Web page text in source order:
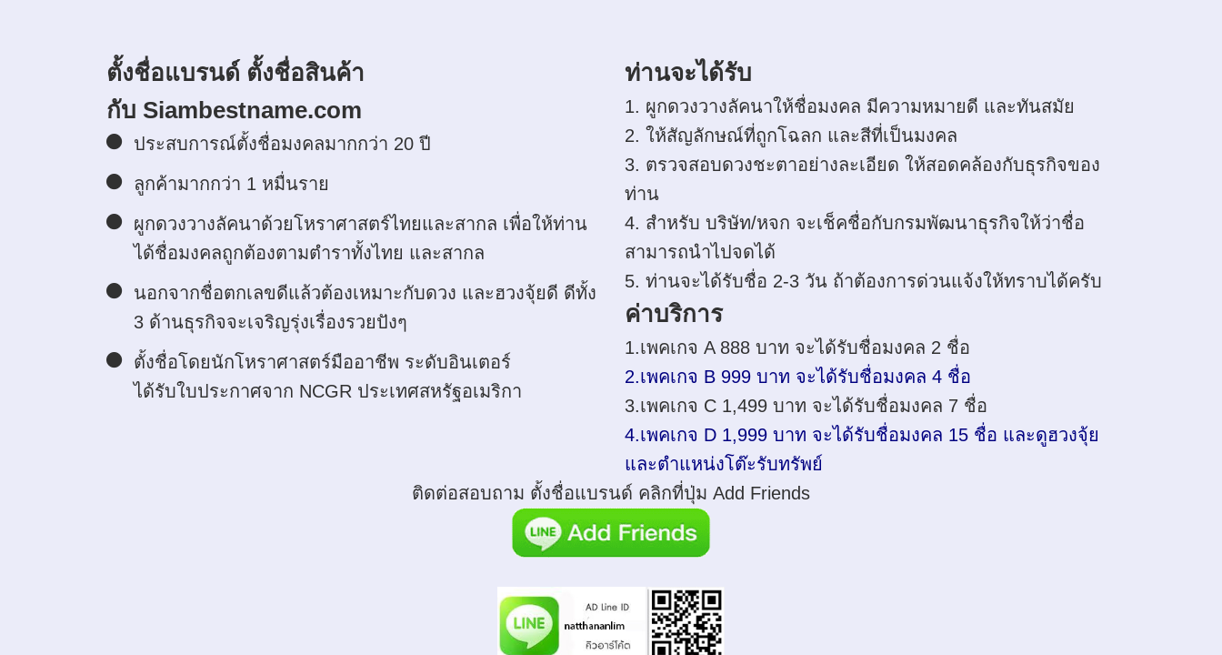
ตั้งชื่อแบรนด์ ตั้งชื่อสินค้า
กับ Siambestname.com
ประสบการณ์ตั้งชื่อมงคลมากกว่า 20 ปี
ลูกค้ามากกว่า 1 หมื่นราย
ผูกดวงวางลัคนาด้วยโหราศาสตร์ไทยและสากล เพื่อให้ท่าน
ได้ชื่อมงคลถูกต้องตามตำราทั้งไทย และสากล
นอกจากชื่อตกเลขดีแล้วต้องเหมาะกับดวง และฮวงจุ้ยดี ดีทั้ง
3 ด้านธุรกิจจะเจริญรุ่งเรื่องรวยปังๆ
ตั้งชื่อโดยนักโหราศาสตร์มืออาชีพ ระดับอินเตอร์
ได้รับใบประกาศจาก NCGR ประเทศสหรัฐอเมริกา
ท่านจะได้รับ
1. ผูกดวงวางลัคนาให้ชื่อมงคล มีความหมายดี และทันสมัย
2. ให้สัญลักษณ์ที่ถูกโฉลก และสีที่เป็นมงคล
3. ตรวจสอบดวงชะตาอย่างละเอียด ให้สอดคล้องกับธุรกิจของ
ท่าน
4. สำหรับ บริษัท/หจก จะเช็คชื่อกับกรมพัฒนาธุรกิจให้ว่าชื่อ
สามารถนำไปจดได้
5. ท่านจะได้รับชื่อ 2-3 วัน ถ้าต้องการด่วนแจ้งให้ทราบได้ครับ
ค่าบริการ
1.เพคเกจ A 888 บาท จะได้รับชื่อมงคล 2 ชื่อ
2.เพคเกจ B 999 บาท จะได้รับชื่อมงคล 4 ชื่อ
3.เพคเกจ C 1,499 บาท จะได้รับชื่อมงคล 7 ชื่อ
4.เพคเกจ D 1,999 บาท จะได้รับชื่อมงคล 15 ชื่อ และดูฮวงจุ้ย
และตำแหน่งโต๊ะรับทรัพย์
ติดต่อสอบถาม ตั้งชื่อแบรนด์ คลิกที่ปุ่ม Add Friends